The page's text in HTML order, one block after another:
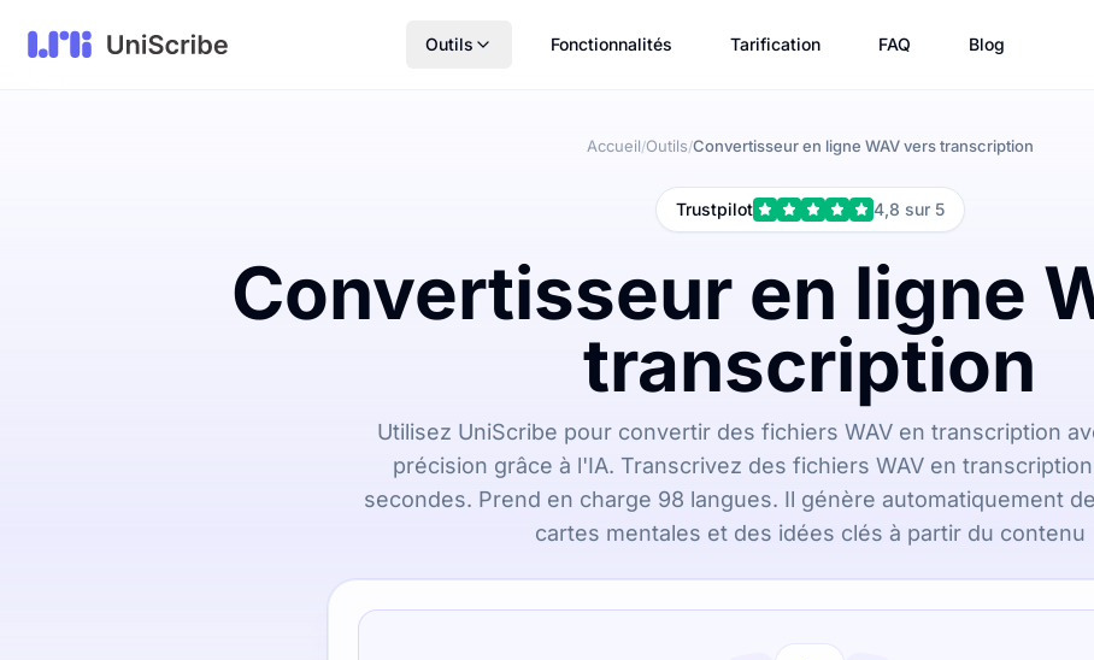
Outils Fonctionnalités Tarification FAQ Blog
Accueil/Outils/Convertisseur en ligne WAV vers transcription
Trustpilot 4,8 sur 5
Convertisseur en ligne
transcription
Utilisez UniScribe pour convertir des fichiers WAV en transcription
précision grâce à l'IA. Transcrivez des fichiers WAV en
secondes. Prend en charge 98 langues. Il génère automatiquement
cartes mentales et des idées clés à partir du contenu